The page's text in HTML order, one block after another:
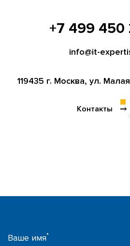
+7 499 450
info@it-
119435 г. Москва, ул.
Контакты
Ваше имя*